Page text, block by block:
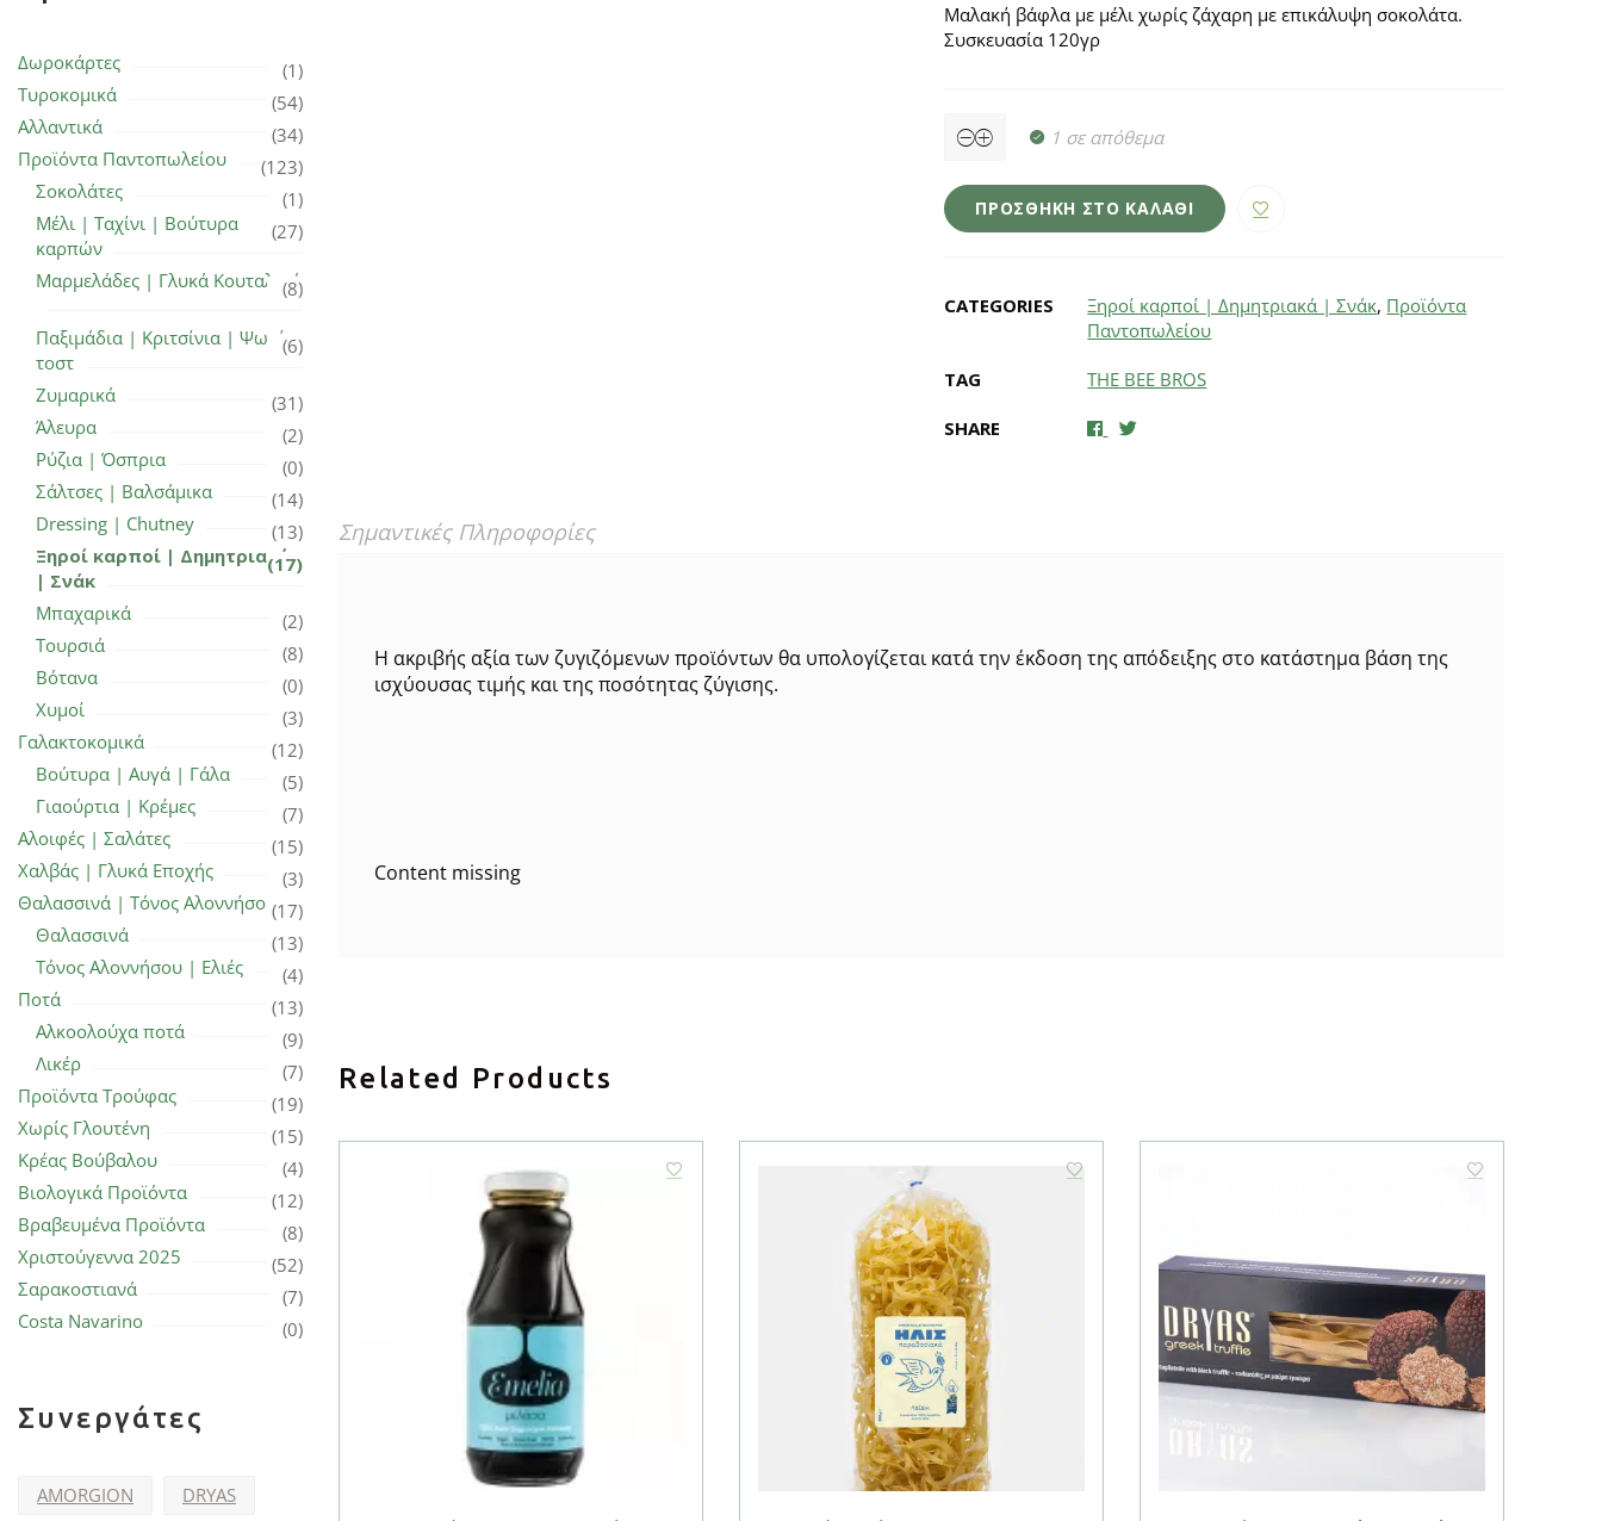
Δωροκάρτες
(1)
Τυροκομικά
(54)
Αλλαντικά
(34)
Προϊόντα Παντοπωλείου
(123)
Σοκολάτες
(1)
Μέλι | Ταχίνι | Βούτυρα
καρπών
(27)
Μαρμελάδες | Γλυκά Κουταλιού
(8)
Παξιμάδια | Κριτσίνια | Ψωμί
τοστ
(6)
Ζυμαρικά
(31)
Άλευρα
(2)
Ρύζια | Όσπρια
(0)
Σάλτσες | Βαλσάμικα
(14)
Dressing | Chutney
(13)
Ξηροί καρποί | Δημητριακά
| Σνάκ
(17)
Μπαχαρικά
(2)
Τουρσιά
(8)
Βότανα
(0)
Χυμοί
(3)
Γαλακτοκομικά
(12)
Βούτυρα | Αυγά | Γάλα
(5)
Γιαούρτια | Κρέμες
(7)
Αλοιφές | Σαλάτες
(15)
Χαλβάς | Γλυκά Εποχής
(3)
Θαλασσινά | Τόνος Αλοννήσου(17)
Θαλασσινά
(13)
Τόνος Αλοννήσου | Ελιές
(4)
Ποτά
(13)
Αλκοολούχα ποτά
(9)
Λικέρ
(7)
Προϊόντα Τρούφας
(19)
Χωρίς Γλουτένη
(15)
Κρέας Βούβαλου
(4)
Βιολογικά Προϊόντα
(12)
Βραβευμένα Προϊόντα
(8)
Χριστούγεννα 2025
(52)
Σαρακοστιανά
(7)
Costa Navarino
(0)
Συνεργάτες
AMORGION
DRYAS
Μαλακή βάφλα με μέλι χωρίς ζάχαρη με επικάλυψη σοκολάτα.
Συσκευασία 120γρ
Βάφλα
Σοκολάτας
-
The
Bee
Bros
1 σε απόθεμα
ΠΡΟΣΘΉΚΗ ΣΤΟ ΚΑΛΆΘΙ
CATEGORIES Ξηροί καρποί | Δημητριακά | Σνάκ, Προϊόντα
Παντοπωλείου
TAG THE BEE BROS
SHARE
Σημαντικές Πληροφορίες
Η ακριβής αξία των ζυγιζόμενων προϊόντων θα υπολογίζεται κατά την έκδοση της απόδειξης στο κατάστημα βάση της
ισχύουσας τιμής και της ποσότητας ζύγισης.
Content missing
Related Products